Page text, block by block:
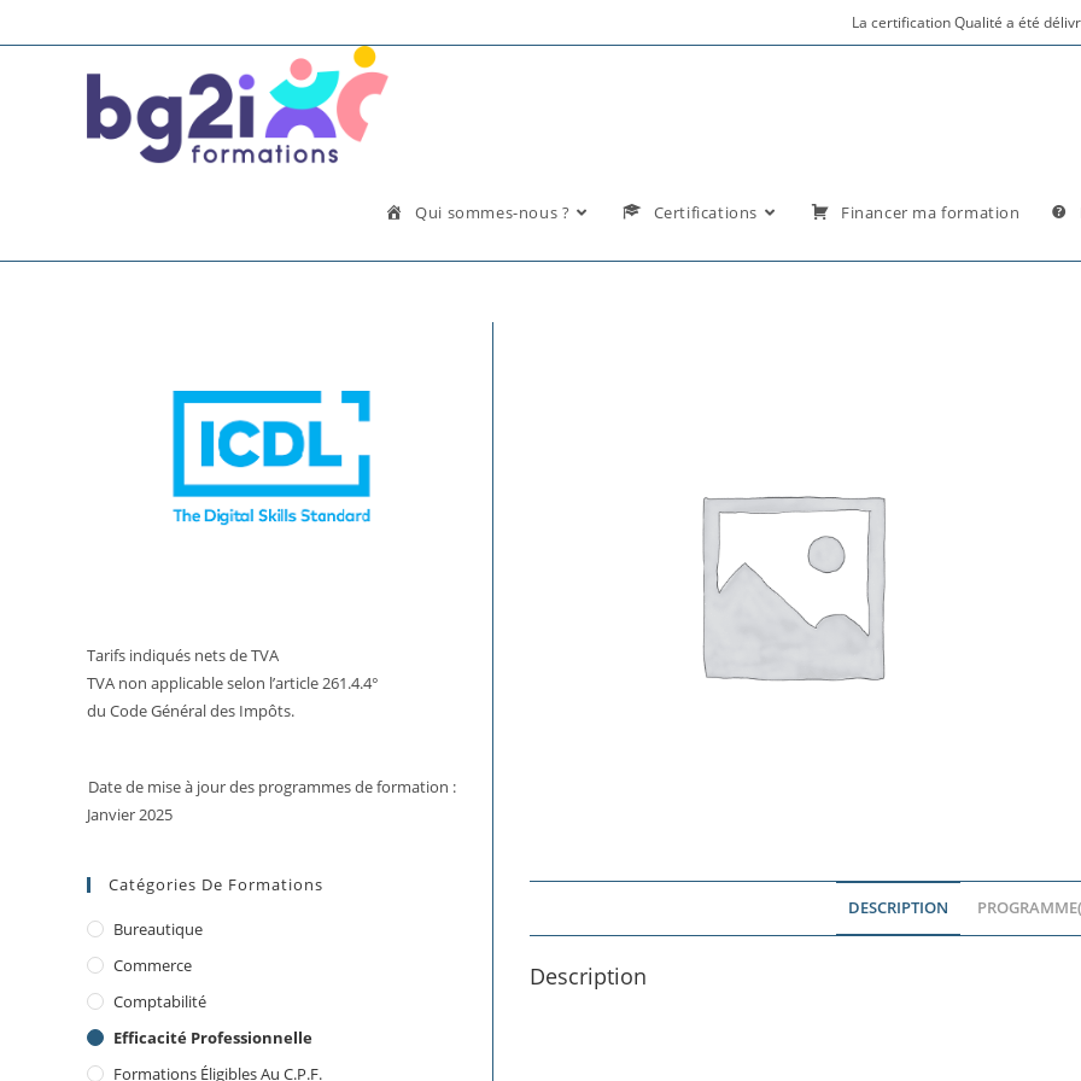
La certification Qualité a été
Qui sommes-nous ? Certifications Financer ma formation
DESCRIPTION
Description
Tarifs indiqués nets de TVA
TVA non applicable selon l’article 261.4.4°
du Code Général des Impôts.
Date de mise à jour des programmes de formation :
Janvier 2025
Catégories De Formations
Bureautique
Commerce
Comptabilité
Efficacité Professionnelle
Formations Éligibles Au C.P.F.